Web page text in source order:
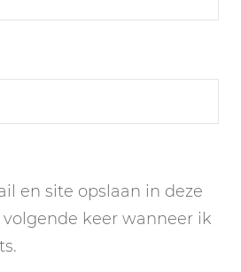
en site opslaan in deze
keer wanneer ik